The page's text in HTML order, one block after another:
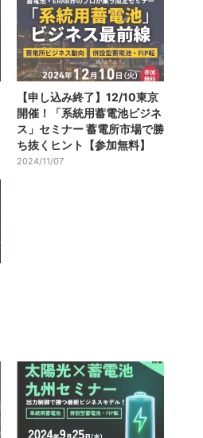
【申し込み終了】12/10東京
開催！「系統用蓄電池ビジネ
ス」セミナー 蓄電所市場で勝
ち抜くヒント【参加無料】
2024/11/07